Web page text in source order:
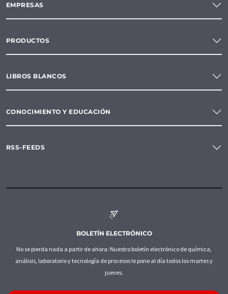
EMPRESAS
PRODUCTOS
LIBROS BLANCOS
CONOCIMIENTO Y EDUCACIÓN
RSS-FEEDS
BOLETÍN ELECTRÓNICO
No se pierda nada a partir de ahora: Nuestro boletín electrónico de química,
análisis, laboratorio y tecnología de procesos le pone al día todos los martes y
jueves.